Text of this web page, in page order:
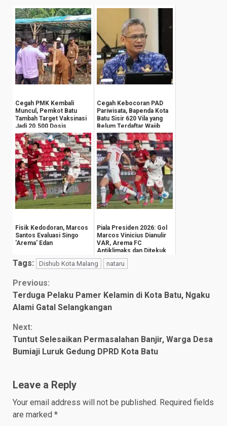
Cegah PMK Kembali
Muncul, Pemkot Batu
Tambah Target Vaksinasi
Jadi 20.500 Dosis
Cegah Kebocoran PAD
Pariwisata, Bapenda Kota
Batu Sisir 620 Vila yang
Belum Terdaftar Wajib
Pajak
Fisik Kedodoran, Marcos
Santos Evaluasi Singo
'Arema' Edan
Piala Presiden 2026: Gol
Marcos Vinicius Dianulir
VAR, Arema FC
Antiklimaks dan Ditekuk
Persija 1-3
Tags: Dishub Kota Malang nataru
Continue
Reading
Previous:
Terduga Pelaku Pamer Kelamin di Kota Batu, Ngaku
Alami Gatal Selangkangan
Next:
Tuntut Selesaikan Permasalahan Banjir, Warga Desa
Bumiaji Luruk Gedung DPRD Kota Batu
Leave a Reply
Your email address will not be published. Required fields
are marked *